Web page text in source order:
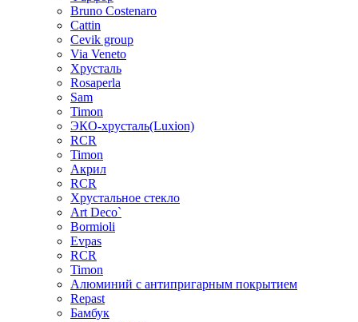
Bruno Costenaro
Cattin
Cevik group
Via Veneto
Хрусталь
Rosaperla
Sam
Timon
ЭКО-хрусталь(Luxion)
RCR
Timon
Акрил
RCR
Хрустальное стекло
Art Deco`
Bormioli
Evpas
RCR
Timon
Алюминий с антипригарным покрытием
Repast
Бамбук